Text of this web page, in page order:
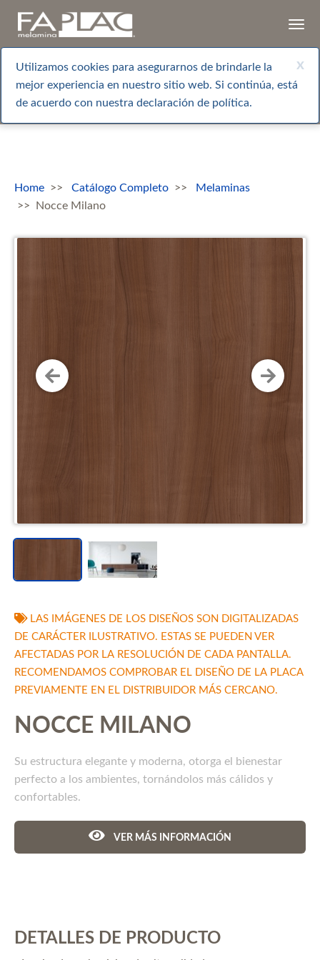
x
Utilizamos cookies para asegurarnos de brindarle la
mejor experiencia en nuestro sitio web. Si continúa, está
de acuerdo con nuestra declaración de política.
Home Catálogo Completo
Melaminas
Nocce Milano
LAS IMÁGENES DE LOS DISEÑOS SON DIGITALIZADAS
DE CARÁCTER ILUSTRATIVO. ESTAS SE PUEDEN VER
AFECTADAS POR LA RESOLUCIÓN DE CADA PANTALLA.
RECOMENDAMOS COMPROBAR EL DISEÑO DE LA PLACA
PREVIAMENTE EN EL DISTRIBUIDOR MÁS CERCANO.
NOCCE MILANO
Su estructura elegante y moderna, otorga el bienestar
perfecto a los ambientes, tornándolos más cálidos y
confortables.
VER MÁS INFORMACIÓN
DETALLES DE PRODUCTO